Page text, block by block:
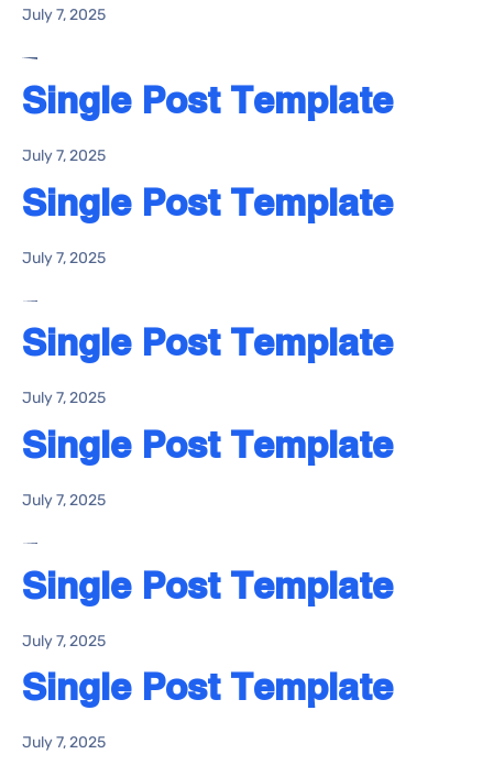
July 7, 2025
Single Post Template
July 7, 2025
Single Post Template
July 7, 2025
Single Post Template
July 7, 2025
Single Post Template
July 7, 2025
Single Post Template
July 7, 2025
Single Post Template
July 7, 2025